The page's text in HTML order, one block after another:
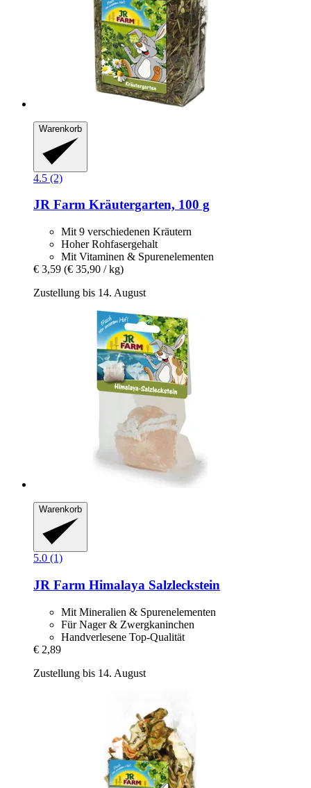
Warenkorb
4.5 (2)
JR Farm Kräutergarten, 100 g
Mit 9 verschiedenen Kräutern
Hoher Rohfasergehalt
Mit Vitaminen & Spurenelementen
€ 3,59 (€ 35,90 / kg)
Zustellung bis 14. August
Warenkorb
5.0 (1)
JR Farm Himalaya Salzleckstein
Mit Mineralien & Spurenelementen
Für Nager & Zwergkaninchen
Handverlesene Top-Qualität
€ 2,89
Zustellung bis 14. August